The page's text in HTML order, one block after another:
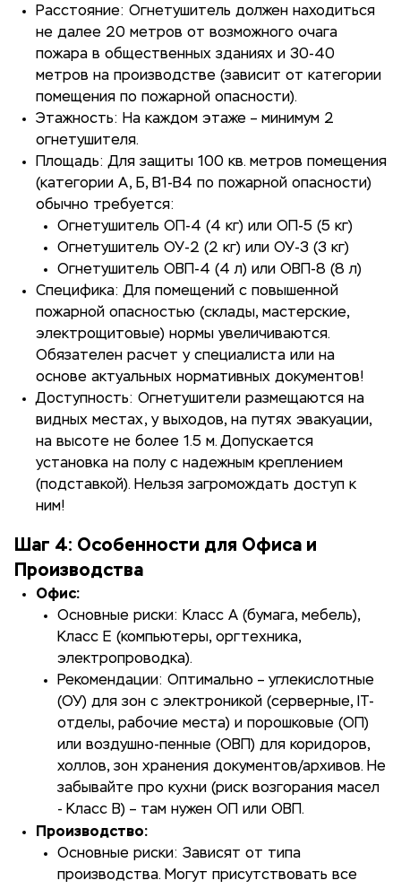
Расстояние: Огнетушитель должен находиться
не далее 20 метров от возможного очага
пожара в общественных зданиях и 30-40
метров на производстве (зависит от категории
помещения по пожарной опасности).
Этажность: На каждом этаже – минимум 2
огнетушителя.
Площадь: Для защиты 100 кв. метров помещения
(категории А, Б, В1-В4 по пожарной опасности)
обычно требуется:
Огнетушитель ОП-4 (4 кг) или ОП-5 (5 кг)
Огнетушитель ОУ-2 (2 кг) или ОУ-3 (3 кг)
Огнетушитель ОВП-4 (4 л) или ОВП-8 (8 л)
Специфика: Для помещений с повышенной
пожарной опасностью (склады, мастерские,
электрощитовые) нормы увеличиваются.
Обязателен расчет у специалиста или на
основе актуальных нормативных документов!
Доступность: Огнетушители размещаются на
видных местах, у выходов, на путях эвакуации,
на высоте не более 1.5 м. Допускается
установка на полу с надежным креплением
(подставкой). Нельзя загромождать доступ к
ним!
Шаг 4: Особенности для Офиса и
Производства
Офис:
Основные риски: Класс А (бумага, мебель),
Класс Е (компьютеры, оргтехника,
электропроводка).
Рекомендации: Оптимально – углекислотные
(ОУ) для зон с электроникой (серверные, IT-
отделы, рабочие места) и порошковые (ОП)
или воздушно-пенные (ОВП) для коридоров,
холлов, зон хранения документов/архивов. Не
забывайте про кухни (риск возгорания масел
- Класс В) – там нужен ОП или ОВП.
Производство:
Основные риски: Зависят от типа
производства. Могут присутствовать все